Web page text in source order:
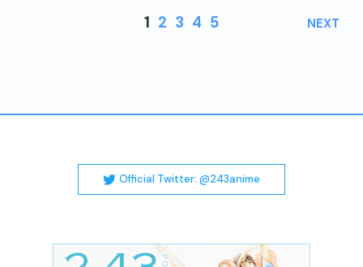
1 2 3 4 5 NEXT
Official Twitter: @243anime